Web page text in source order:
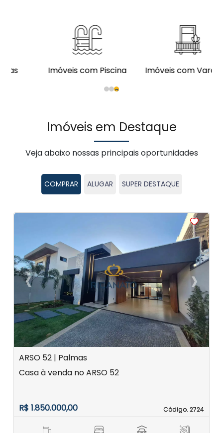
Imóveis com Piscina
Imóveis com Varanda
123
Imóveis em Destaque
Veja abaixo nossas principais oportunidades
COMPRAR ALUGAR SUPER DESTAQUE
<
‹Previous ›Next
ARSO 52 | Palmas
Código. 2724
Código. 2724
Casa à venda no ARSO 52
R$ 1.850.000,00